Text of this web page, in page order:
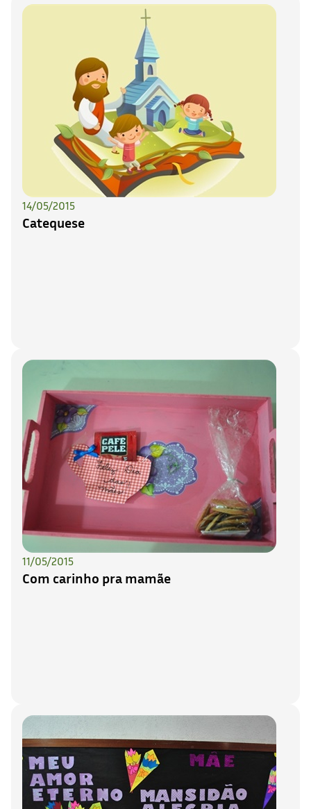
14/05/2015
Catequese
11/05/2015
Com carinho pra mamãe